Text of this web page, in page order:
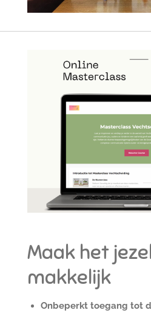
Maak het
makkelijk
Onbeperkt toegang tot